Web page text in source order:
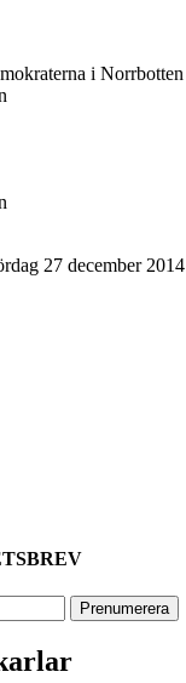
i Norrbotten
27 december 2014